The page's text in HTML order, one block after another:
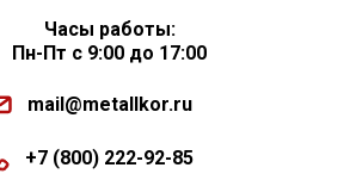
Часы работы:
Пн-Пт с 9:00 до 17:00
mail@metallkor.ru
+7 (800) 222-92-85